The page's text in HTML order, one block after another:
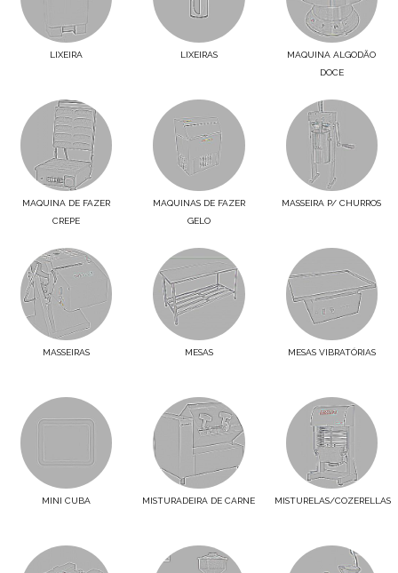
LIXEIRA LIXEIRAS
MAQUINA ALGODÃO
DOCE
MAQUINA DE FAZER
CREPE
MAQUINAS DE FAZER
GELO
MASSEIRA P/ CHURROS
MASSEIRAS MESAS MESAS VIBRATÓRIAS
MINI CUBA MISTURADEIRA DE CARNE MISTURELAS/COZERELLAS